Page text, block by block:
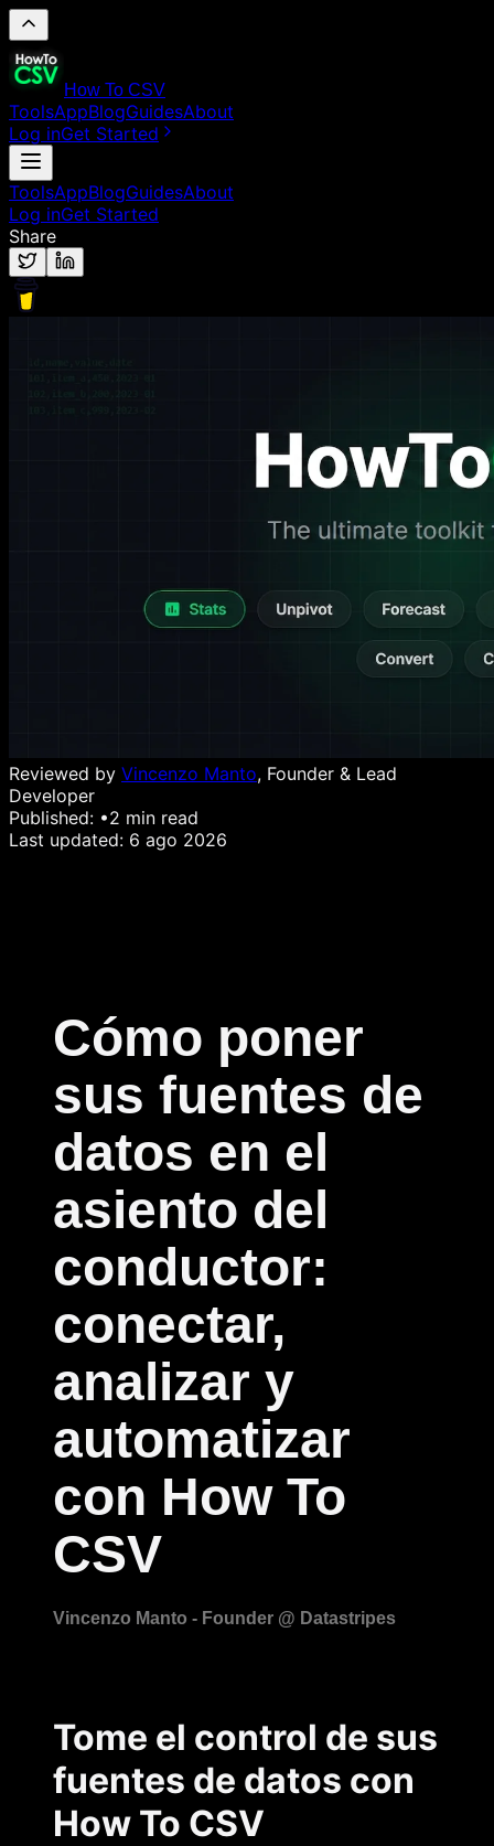
How To CSV
ToolsAppBlogGuidesAbout
Log inGet Started
ToolsAppBlogGuidesAbout
Log inGet Started
Share
Reviewed by Vincenzo Manto, Founder & Lead
Developer
Published: •2 min read
Last updated: 6 ago 2026
Cómo poner
sus fuentes de
datos en el
asiento del
conductor:
conectar,
analizar y
automatizar
con How To
CSV
Tome el control de sus
fuentes de datos con
How To CSV